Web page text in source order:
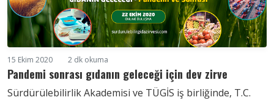
15 Ekim 2020 2 dk okuma
Pandemi sonrası gıdanın geleceği için dev zirve
Sürdürülebilirlik Akademisi ve TÜGİS iş birliğinde, T.C.